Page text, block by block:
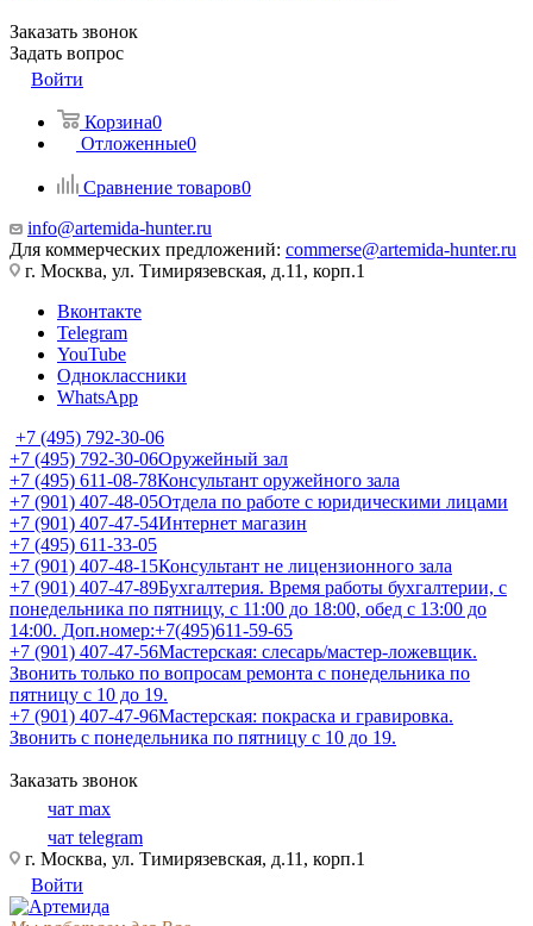
Заказать звонок
Задать вопрос
Войти
Корзина0
Отложенные0
Сравнение товаров0
info@artemida-hunter.ru
Для коммерческих предложений: commerse@artemida-hunter.ru
г. Москва, ул. Тимирязевская, д.11, корп.1
Вконтакте
Telegram
YouTube
Одноклассники
WhatsApp
+7 (495) 792-30-06
+7 (495) 792-30-06Оружейный зал
+7 (495) 611-08-78Консультант оружейного зала
+7 (901) 407-48-05Отдела по работе с юридическими лицами
+7 (901) 407-47-54Интернет магазин
+7 (495) 611-33-05
+7 (901) 407-48-15Консультант не лицензионного зала
+7 (901) 407-47-89Бухгалтерия. Время работы бухгалтерии, с
понедельника по пятницу, с 11:00 до 18:00, обед с 13:00 до
14:00. Доп.номер:+7(495)611-59-65
+7 (901) 407-47-56Мастерская: слесарь/мастер-ложевщик.
Звонить только по вопросам ремонта с понедельника по
пятницу с 10 до 19.
+7 (901) 407-47-96Мастерская: покраска и гравировка.
Звонить с понедельника по пятницу с 10 до 19.
Заказать звонок
чат max
чат telegram
г. Москва, ул. Тимирязевская, д.11, корп.1
Войти